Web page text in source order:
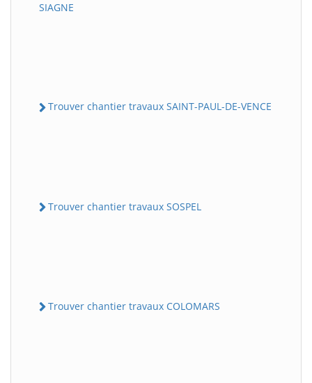
SIAGNE
Trouver chantier travaux SAINT-PAUL-DE-VENCE
Trouver chantier travaux SOSPEL
Trouver chantier travaux COLOMARS